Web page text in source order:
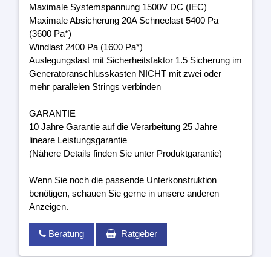
Maximale Systemspannung 1500V DC (IEC)
Maximale Absicherung 20A Schneelast 5400 Pa
(3600 Pa*)
Windlast 2400 Pa (1600 Pa*)
Auslegungslast mit Sicherheitsfaktor 1.5 Sicherung im
Generatoranschlusskasten NICHT mit zwei oder
mehr parallelen Strings verbinden
GARANTIE
10 Jahre Garantie auf die Verarbeitung 25 Jahre
lineare Leistungsgarantie
(Nähere Details finden Sie unter Produktgarantie)
Wenn Sie noch die passende Unterkonstruktion
benötigen, schauen Sie gerne in unsere anderen
Anzeigen.
Beratung Ratgeber